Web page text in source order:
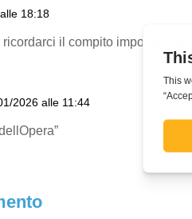
18:18
il compito
2026 alle 11:44